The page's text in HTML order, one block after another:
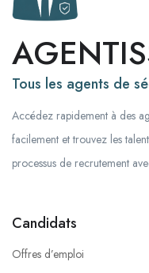
Tous les agents de
Accédez rapidement à des
facilement et trouvez les
processus de recrutement
Candidats
Offres d’emploi